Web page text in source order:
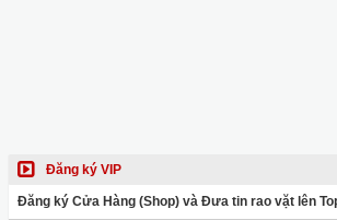
Đăng ký VIP
Đăng ký Cửa Hàng (Shop) và Đưa tin rao vặt lên